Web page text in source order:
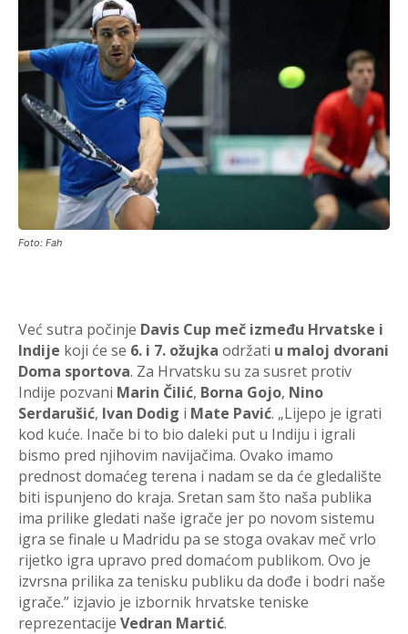
Foto: Fah
Već sutra počinje Davis Cup meč između Hrvatske i
Indije koji će se 6. i 7. ožujka održati u maloj dvorani
Doma sportova. Za Hrvatsku su za susret protiv
Indije pozvani Marin Čilić, Borna Gojo, Nino
Serdarušić, Ivan Dodig i Mate Pavić. „Lijepo je igrati
kod kuće. Inače bi to bio daleki put u Indiju i igrali
bismo pred njihovim navijačima. Ovako imamo
prednost domaćeg terena i nadam se da će gledalište
biti ispunjeno do kraja. Sretan sam što naša publika
ima prilike gledati naše igrače jer po novom sistemu
igra se finale u Madridu pa se stoga ovakav meč vrlo
rijetko igra upravo pred domaćom publikom. Ovo je
izvrsna prilika za tenisku publiku da dođe i bodri naše
igrače.” izjavio je izbornik hrvatske teniske
reprezentacije Vedran Martić.